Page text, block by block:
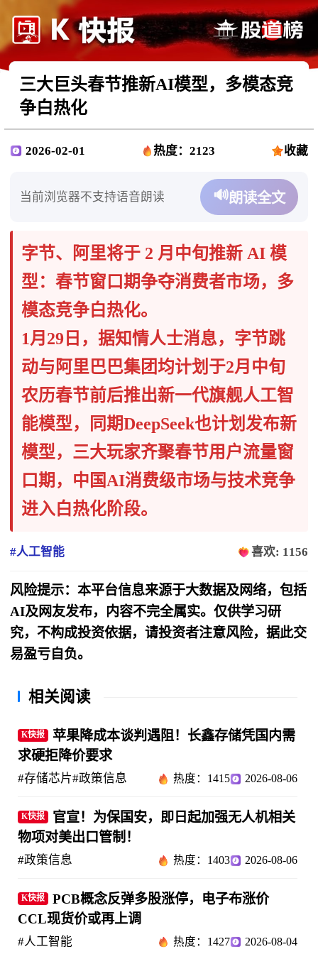
三大巨头春节推新AI模型，多模态竞
争白热化
2026-02-01 热度：2123 收藏
当前浏览器不支持语音朗读 🔊朗读全文
字节、阿里将于 2 月中旬推新 AI 模
型：春节窗口期争夺消费者市场，多
模态竞争白热化。
1月29日，据知情人士消息，字节跳
动与阿里巴巴集团均计划于2月中旬
农历春节前后推出新一代旗舰人工智
能模型，同期DeepSeek也计划发布新
模型，三大玩家齐聚春节用户流量窗
口期，中国AI消费级市场与技术竞争
进入白热化阶段。
#人工智能 喜欢: 1156
风险提示：本平台信息来源于大数据及网络，包括
AI及网友发布，内容不完全属实。仅供学习研
究，不构成投资依据，请投资者注意风险，据此交
易盈亏自负。
相关阅读
K快报
苹果降成本谈判遇阻！长鑫存储凭国内需
求硬拒降价要求
#存储芯片#政策信息 热度：1415 2026-08-06
K快报
官宣！为保国安，即日起加强无人机相关
物项对美出口管制！
#政策信息 热度：1403 2026-08-06
K快报
PCB概念反弹多股涨停，电子布涨价
CCL现货价或再上调
#人工智能 热度：1427 2026-08-04